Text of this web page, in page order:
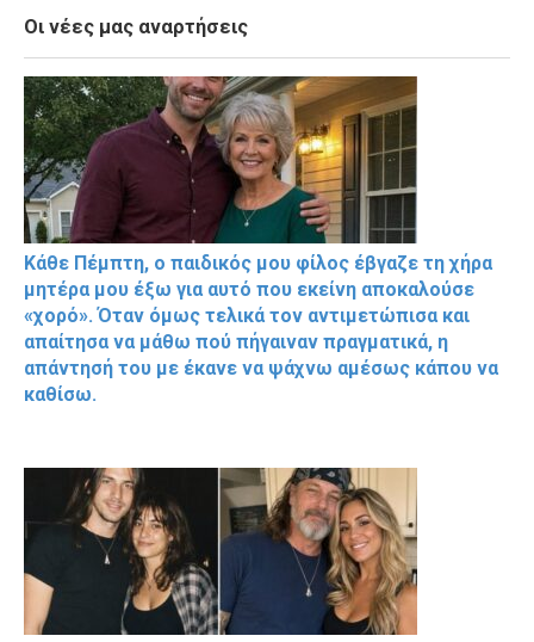
Οι νέες μας αναρτήσεις
Κάθε Πέμπτη, ο παιδικός μου φίλος έβγαζε τη χήρα
μητέρα μου έξω για αυτό που εκείνη αποκαλούσε
«χορό». Όταν όμως τελικά τον αντιμετώπισα και
απαίτησα να μάθω πού πήγαιναν πραγματικά, η
απάντησή του με έκανε να ψάχνω αμέσως κάπου να
καθίσω.